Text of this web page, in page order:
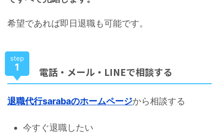
希望であれば即日退職も可能です。
step
1 電話・メール・LINEで相談する
退職代行sarabaのホームページから相談する
今すぐ退職したい